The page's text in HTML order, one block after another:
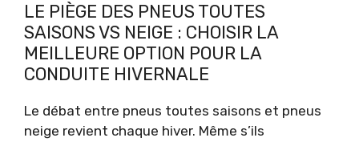
LE PIÈGE DES PNEUS TOUTES
SAISONS VS NEIGE : CHOISIR LA
MEILLEURE OPTION POUR LA
CONDUITE HIVERNALE
Le débat entre pneus toutes saisons et pneus
neige revient chaque hiver. Même s’ils